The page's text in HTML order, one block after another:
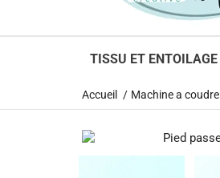
TISSU ET ENTOILAGE
Accueil Machine a coudre